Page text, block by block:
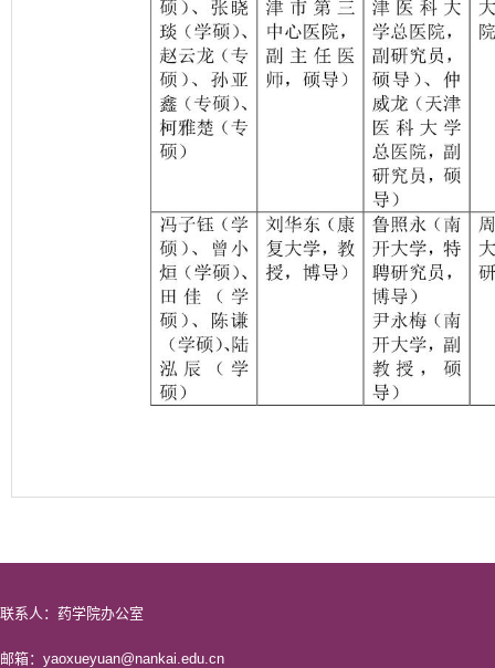
联系人：药学院办公室
邮箱：yaoxueyuan@nankai.edu.cn